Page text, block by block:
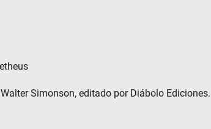
Simonson, editado por Diábolo Ediciones.